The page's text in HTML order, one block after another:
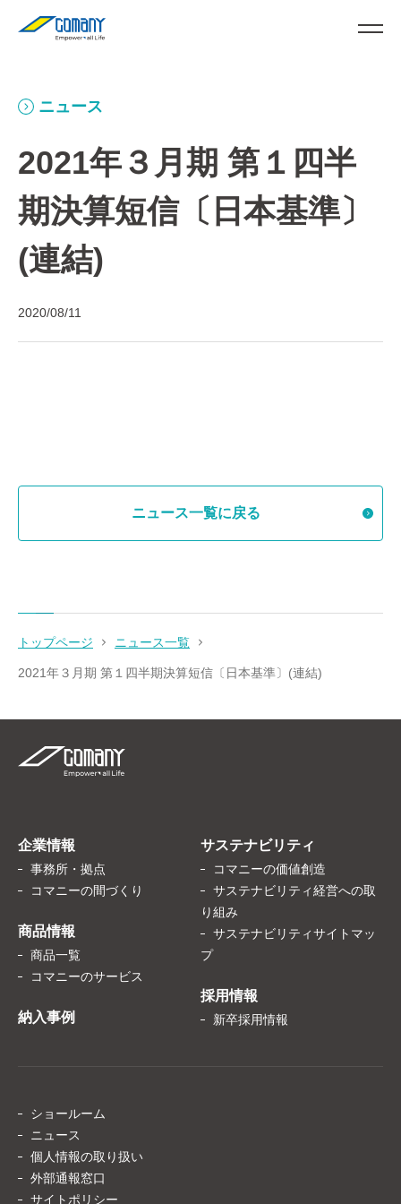
ニュース
2021年３月期 第１四半
期決算短信〔日本基準〕
(連結)
2020/08/11
ニュース一覧に戻る
トップページ ニュース一覧
2021年３月期 第１四半期決算短信〔日本基準〕(連結)
企業情報
事務所・拠点
コマニーの間づくり
商品情報
商品一覧
コマニーのサービス
納入事例
サステナビリティ
コマニーの価値創造
サステナビリティ経営への取
り組み
サステナビリティサイトマッ
プ
採用情報
新卒採用情報
ショールーム
ニュース
個人情報の取り扱い
外部通報窓口
サイトポリシー